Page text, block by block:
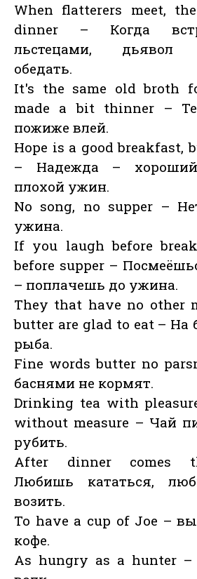
When flatterers meet,
dinner – Когда
льстецами, дьявол
обедать.
It's the same old broth
made a bit thinner –
пожиже влей.
Hope is a good breakfast,
– Надежда –
плохой ужин.
No song, no supper –
ужина.
If you laugh before
before supper –
– поплачешь до ужина.
They that have no other
butter are glad to eat – На
рыба.
Fine words butter no
баснями не кормят.
Drinking tea with
without measure – Чай
рубить.
After dinner comes
Любишь кататься,
возить.
To have a cup of Joe –
кофе.
As hungry as a hunter –